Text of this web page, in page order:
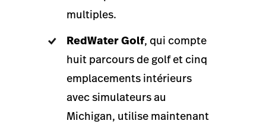
multiples.
RedWater Golf, qui compte
huit parcours de golf et cinq
emplacements intérieurs
avec simulateurs au
Michigan, utilise maintenant